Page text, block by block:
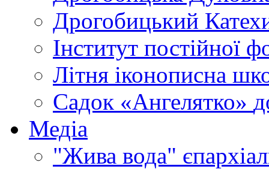
Дрогобицький
Інститут постійної
Літня іконописна
Садок «Ангелятко»
Медіа
"Жива вода"